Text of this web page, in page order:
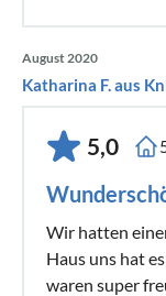
August 2020
Katharina F. aus
5,0
Wir hatten
Haus uns hat
waren super